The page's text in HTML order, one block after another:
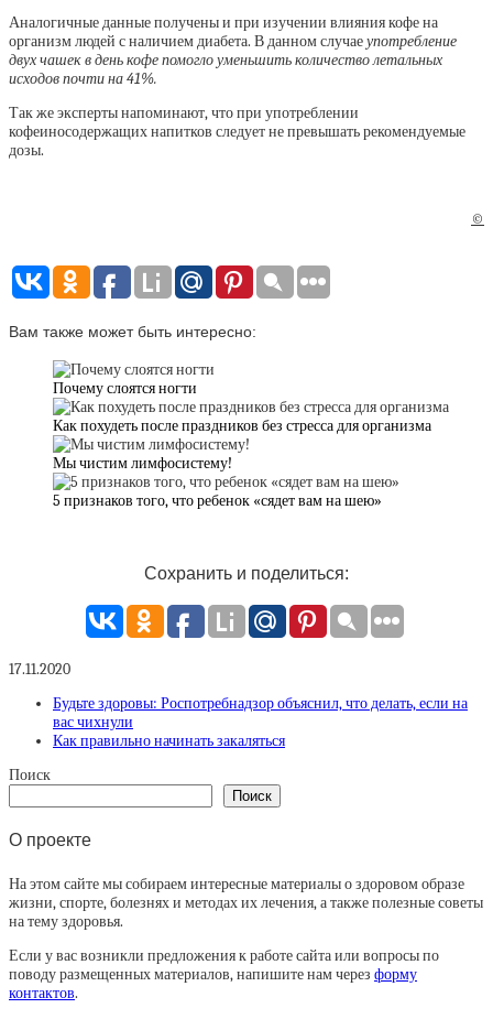
Аналогичные данные получены и при изучении влияния кофе на
организм людей с наличием диабета. В данном случаеупотребление
двух чашек в день кофе помогло уменьшить количество летальных
исходов почти на 41%.
Так же эксперты напоминают, что при употреблении
кофеиносодержащих напитков следует не превышать рекомендуемые
дозы.
©
Вам также может быть интересно:
Почему слоятся ногти
Как похудеть после праздников без стресса для организма
Мы чистим лимфосистему!
5 признаков того, что ребенок «сядет вам на шею»
Сохранить и поделиться:
17.11.2020
Будьте здоровы: Роспотребнадзор объяснил, что делать, если на
вас чихнули
Как правильно начинать закаляться
Поиск
Поиск
О проекте
На этом сайте мы собираем интересные материалы о здоровом образе
жизни, спорте, болезнях и методах их лечения, а также полезные советы
на тему здоровья.
Если у вас возникли предложения к работе сайта или вопросы по
поводу размещенных материалов, напишите нам через форму
контактов.